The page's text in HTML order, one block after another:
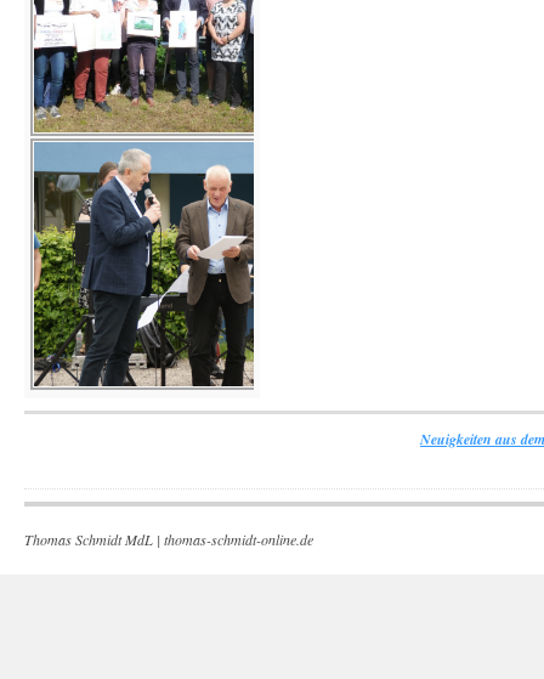
Neuigkeiten aus
Thomas Schmidt MdL | thomas-schmidt-online.de